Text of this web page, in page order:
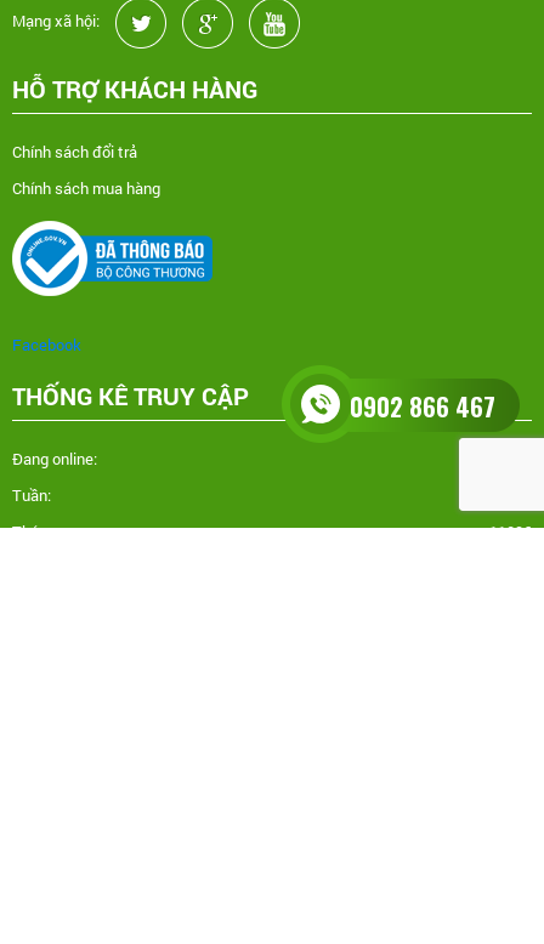
Mạng xã hội:
HỖ TRỢ KHÁCH HÀNG
Chính sách đổi trả
Chính sách mua hàng
Facebook
THỐNG KÊ TRUY CẬP
Đang online:
Tuần:
Tháng:
11096
0902 866 467